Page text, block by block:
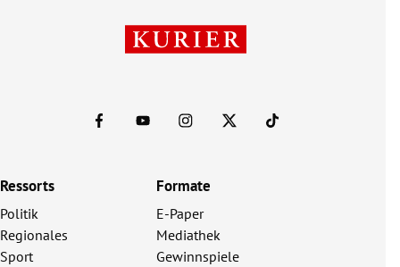
Ressorts
Politik
Regionales
Sport
Formate
E-Paper
Mediathek
Gewinnspiele